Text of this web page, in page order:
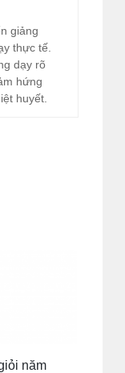
giảng
thực tế.
dạy rõ
hứng
huyết.
năm